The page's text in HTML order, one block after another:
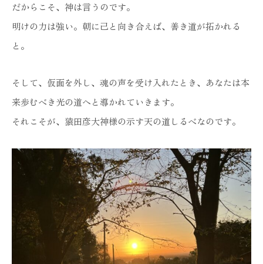
だからこそ、神は言うのです。
明けの力は強い。朝に己と向き合えば、善き道が拓かれる
と。
そして、仮面を外し、魂の声を受け入れたとき、あなたは本
来歩むべき光の道へと導かれていきます。
それこそが、猿田彦大神様の示す天の道しるべなのです。